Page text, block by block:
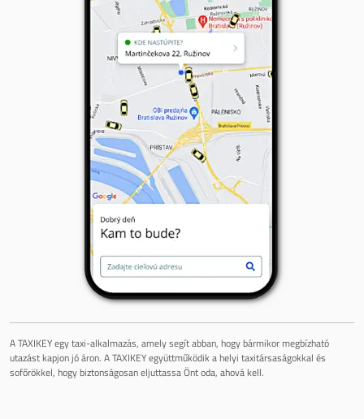
A TAXIKEY egy taxi-alkalmazás, amely segít abban, hogy bármikor megbízható
utazást kapjon jó áron. A TAXIKEY együttműködik a helyi taxitársaságokkal és
sofőrökkel, hogy biztonságosan eljuttassa Önt oda, ahová kell.